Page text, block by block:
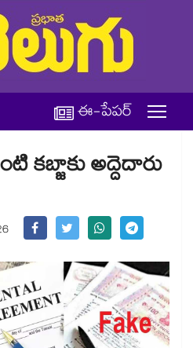
ఈ-పేపర్
కబ్జాకు అద్దెదారు